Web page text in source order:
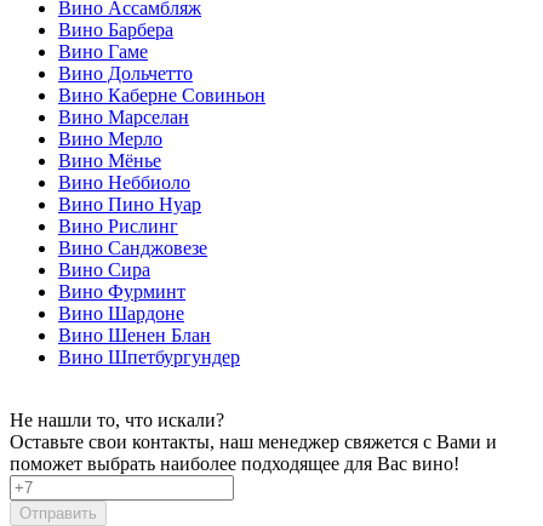
Вино Ассамбляж
Вино Барбера
Вино Гаме
Вино Дольчетто
Вино Каберне Совиньон
Вино Марселан
Вино Мерло
Вино Мёнье
Вино Неббиоло
Вино Пино Нуар
Вино Рислинг
Вино Санджовезе
Вино Сира
Вино Фурминт
Вино Шардоне
Вино Шенен Блан
Вино Шпетбургундер
Не нашли то, что искали?
Оставьте свои контакты, наш менеджер свяжется с Вами и
поможет выбрать наиболее подходящее для Вас вино!
Отправить